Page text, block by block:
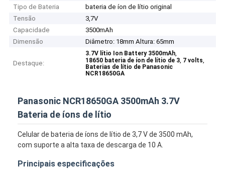
Tipo de Bateria
bateria de íon de lítio original
Tensão
3,7V
Capacidade
3500mAh
Dimensão
Diâmetro: 18mm Altura: 65mm
Destaque:
3.7V lítio Ion Battery 3500mAh,
18650 bateria de íon de lítio de 3, 7 volts,
Baterias de lítio de Panasonic
NCR18650GA
Panasonic NCR18650GA 3500mAh 3.7V
Bateria de íons de lítio
Celular de bateria de íons de lítio de 3,7 V de 3500 mAh,
com suporte a alta taxa de descarga de 10 A.
Principais especificações